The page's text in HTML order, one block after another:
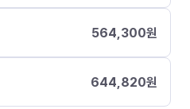
564,300원
644,820원